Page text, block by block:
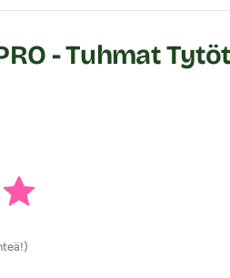
on neljä erillistä kysymystä.
- Tuhmat